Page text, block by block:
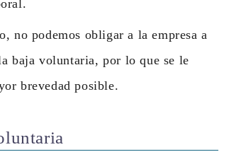
no podemos obligar a la empresa a
baja voluntaria, por lo que se le
brevedad posible.